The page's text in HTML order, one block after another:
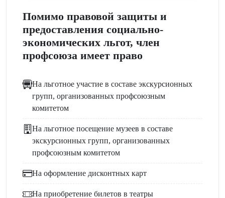
Помимо правовой защиты и
предоставления социально-
экономических льгот, член
профсоюза имеет право
На льготное участие в составе экскурсионных
групп, организованных профсоюзным
комитетом
На льготное посещение музеев в составе
экскурсионных групп, организованных
профсоюзным комитетом
На оформление дисконтных карт
На приобретение билетов в театры